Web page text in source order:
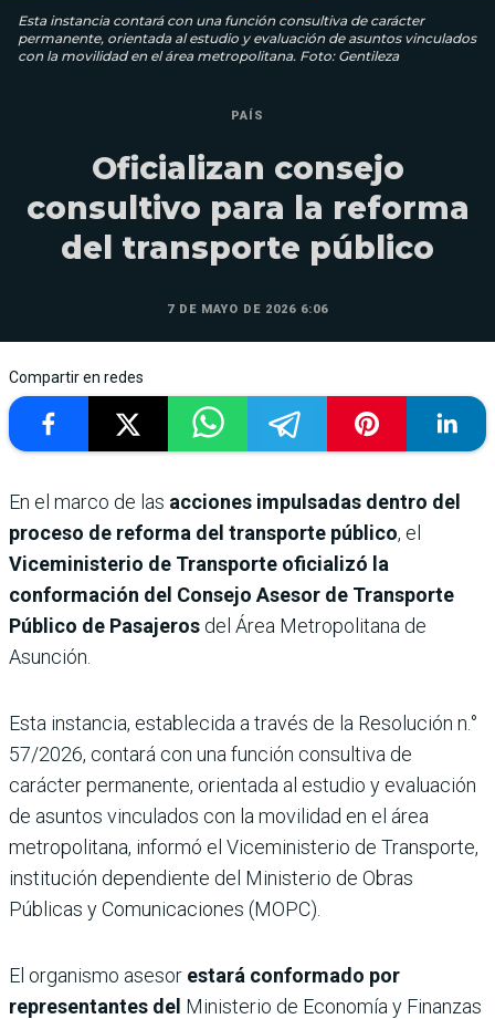
Esta instancia contará con una función consultiva de carácter
permanente, orientada al estudio y evaluación de asuntos vinculados
con la movilidad en el área metropolitana. Foto: Gentileza
PAÍS
Oficializan consejo
consultivo para la reforma
del transporte público
7 DE MAYO DE 2026 6:06
Compartir en redes
En el marco de las acciones impulsadas dentro del
proceso de reforma del transporte público, el
Viceministerio de Transporte oficializó la
conformación del Consejo Asesor de Transporte
Público de Pasajeros del Área Metropolitana de
Asunción.
Esta instancia, establecida a través de la Resolución n.°
57/2026, contará con una función consultiva de
carácter permanente, orientada al estudio y evaluación
de asuntos vinculados con la movilidad en el área
metropolitana, informó el Viceministerio de Transporte,
institución dependiente del Ministerio de Obras
Públicas y Comunicaciones (MOPC).
El organismo asesor estará conformado por
representantes del Ministerio de Economía y Finanzas